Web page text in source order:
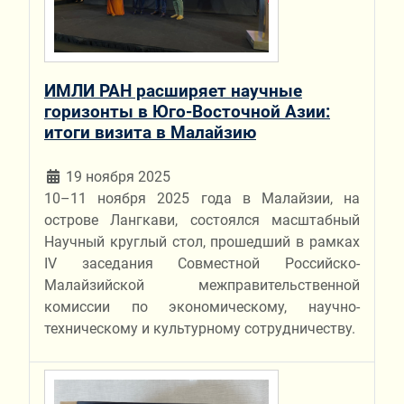
ИМЛИ РАН расширяет научные
горизонты в Юго-Восточной Азии:
итоги визита в Малайзию
19 ноября 2025
10–11 ноября 2025 года в Малайзии, на
острове Лангкави, состоялся масштабный
Научный круглый стол, прошедший в рамках
IV заседания Совместной Российско-
Малайзийской межправительственной
комиссии по экономическому, научно-
техническому и культурному сотрудничеству.